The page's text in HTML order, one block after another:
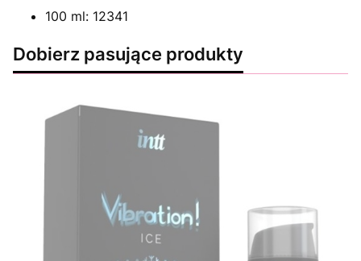
100 ml: 12341
Dobierz pasujące produkty